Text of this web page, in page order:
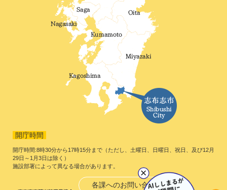
開庁時間
開庁時間:8時30分から17時15分まで（ただし、土曜日、日曜日、祝日、及び12月
29日～1月3日は除く）
施設部署によって異なる場合があります。
各課へのお問い合わせ